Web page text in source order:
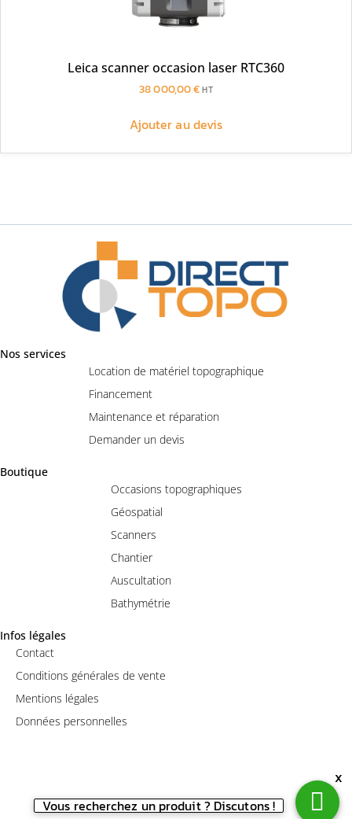
Vous recherchez un produit ? Discutons !
x
Leica scanner occasion laser RTC360
38 000,00€ HT
Ajouter au devis
Nos services
Location de matériel topographique
Financement
Maintenance et réparation
Demander un devis
Boutique
Occasions topographiques
Géospatial
Scanners
Chantier
Auscultation
Bathymétrie
Infos légales
Contact
Conditions générales de vente
Mentions légales
Données personnelles